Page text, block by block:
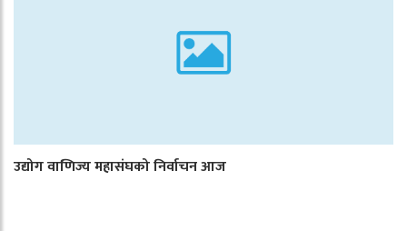
उद्योग वाणिज्य महासंघको निर्वाचन आज